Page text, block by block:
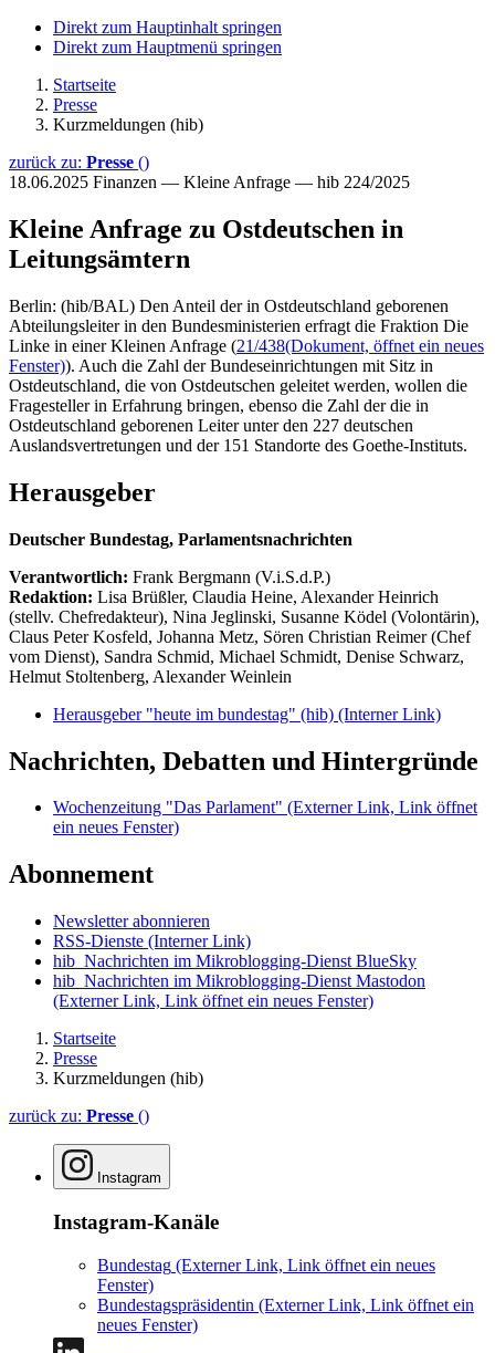
Direkt zum Hauptinhalt springen
Direkt zum Hauptmenü springen
Startseite
Presse
Kurzmeldungen (hib)
zurück zu: Presse ()
18.06.2025 Finanzen — Kleine Anfrage — hib 224/2025
Kleine Anfrage zu Ostdeutschen in
Leitungsämtern
Berlin: (hib/BAL) Den Anteil der in Ostdeutschland geborenen
Abteilungsleiter in den Bundesministerien erfragt die Fraktion Die
Linke in einer Kleinen Anfrage (21/438(Dokument, öffnet ein neues
Fenster)). Auch die Zahl der Bundeseinrichtungen mit Sitz in
Ostdeutschland, die von Ostdeutschen geleitet werden, wollen die
Fragesteller in Erfahrung bringen, ebenso die Zahl der die in
Ostdeutschland geborenen Leiter unter den 227 deutschen
Auslandsvertretungen und der 151 Standorte des Goethe-Instituts.
Herausgeber
Deutscher Bundestag, Parlamentsnachrichten
Verantwortlich: Frank Bergmann (V.i.S.d.P.)
Redaktion: Lisa Brüßler, Claudia Heine, Alexander Heinrich
(stellv. Chefredakteur), Nina Jeglinski, Susanne Ködel (Volontärin),
Claus Peter Kosfeld, Johanna Metz, Sören Christian Reimer (Chef
vom Dienst), Sandra Schmid, Michael Schmidt, Denise Schwarz,
Helmut Stoltenberg, Alexander Weinlein
Herausgeber "heute im bundestag" (hib) (Interner Link)
Nachrichten, Debatten und Hintergründe
Wochenzeitung "Das Parlament" (Externer Link, Link öffnet
ein neues Fenster)
Abonnement
Newsletter abonnieren
RSS-Dienste (Interner Link)
hib_Nachrichten im Mikroblogging-Dienst BlueSky
hib_Nachrichten im Mikroblogging-Dienst Mastodon
(Externer Link, Link öffnet ein neues Fenster)
Startseite
Presse
Kurzmeldungen (hib)
zurück zu: Presse ()
Instagram
Instagram-Kanäle
Bundestag (Externer Link, Link öffnet ein neues
Fenster)
Bundestagspräsidentin (Externer Link, Link öffnet ein
neues Fenster)